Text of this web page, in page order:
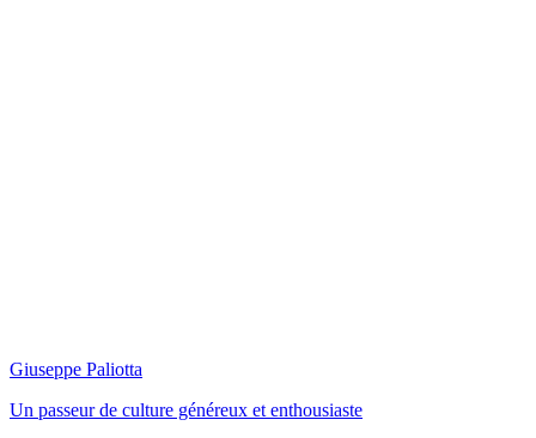
Giuseppe Paliotta
Un passeur de culture généreux et enthousiaste